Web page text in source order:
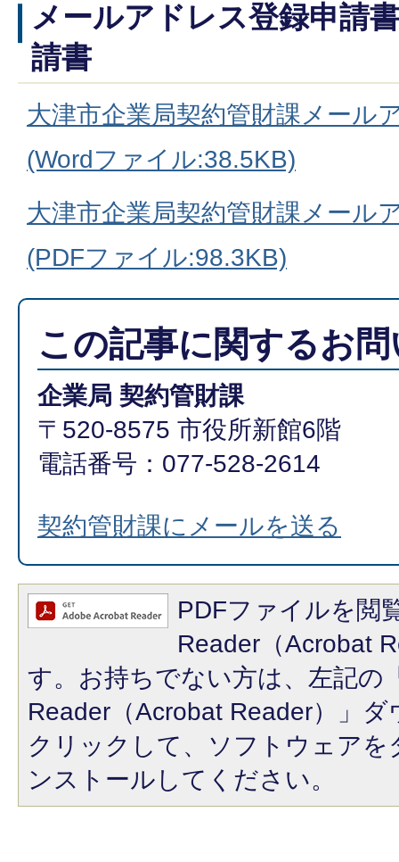
メールアドレス登録申請
請書
大津市企業局契約管財課メール
(Wordファイル:38.5KB)
大津市企業局契約管財課メール
(PDFファイル:98.3KB)
この記事に関するお
企業局 契約管財課
〒520-8575 市役所新館6階
電話番号：077-528-2614
契約管財課にメールを送る
PDFファイルを閲
Reader（Acrobat
す。お持ちでない方は、左記の
Reader（Acrobat Reader）」
クリックして、ソフトウェア
ンストールしてください。